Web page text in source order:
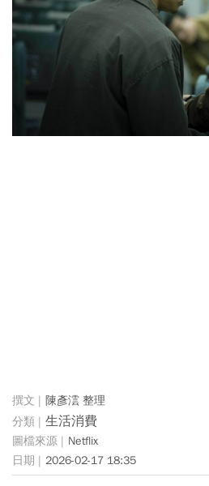
陳彥澐 整理
生活消費
Netflix
2026-02-17 18:35